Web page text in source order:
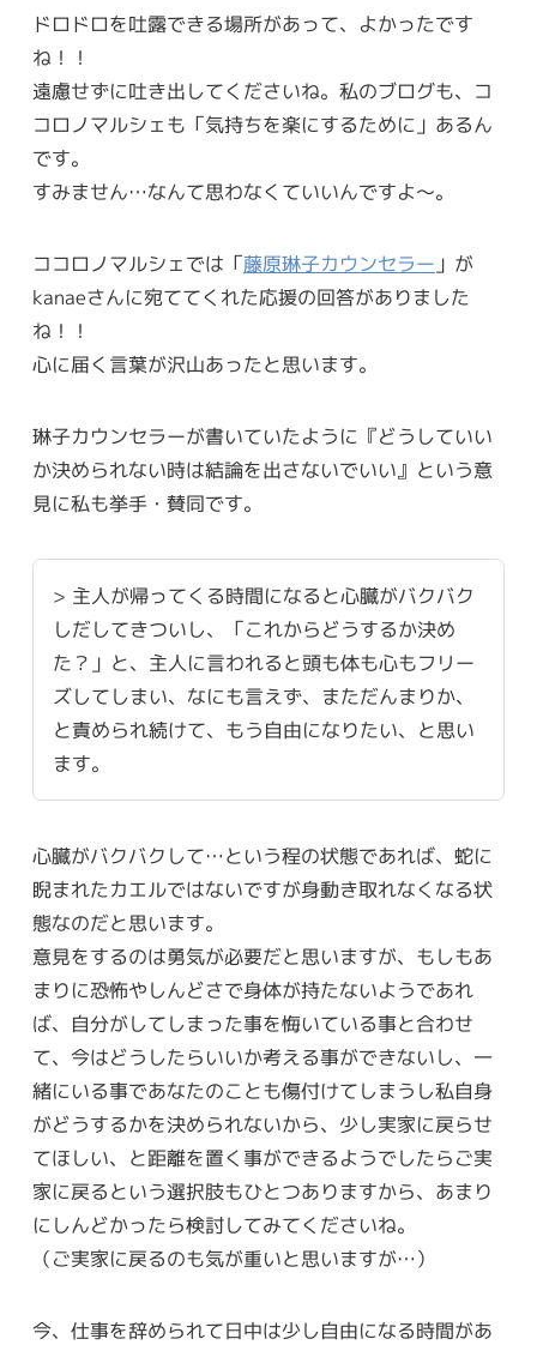
ドロドロを吐露できる場所があって、よかったです
ね！！
遠慮せずに吐き出してくださいね。私のブログも、コ
コロノマルシェも「気持ちを楽にするために」あるん
です。
すみません…なんて思わなくていいんですよ〜。
ココロノマルシェでは「藤原琳子カウンセラー 」が
kanaeさんに宛ててくれた応援の回答がありました
ね！！
心に届く言葉が沢山あったと思います。
琳子カウンセラーが書いていたように『どうしていい
か決められない時は結論を出さないでいい』という意
見に私も挙手・賛同です。
> 主人が帰ってくる時間になると心臓がバクバク
しだしてきついし、「これからどうするか決め
た？」と、主人に言われると頭も体も心もフリー
ズしてしまい、なにも言えず、まただんまりか、
と責められ続けて、もう自由になりたい、と思い
ます。
心臓がバクバクして…という程の状態であれば、蛇に
睨まれたカエルではないですが身動き取れなくなる状
態なのだと思います。
意見をするのは勇気が必要だと思いますが、もしもあ
まりに恐怖やしんどさで身体が持たないようであれ
ば、自分がしてしまった事を悔いている事と合わせ
て、今はどうしたらいいか考える事ができないし、一
緒にいる事であなたのことも傷付けてしまうし私自身
がどうするかを決められないから、少し実家に戻らせ
てほしい、と距離を置く事ができるようでしたらご実
家に戻るという選択肢もひとつありますから、あまり
にしんどかったら検討してみてくださいね。
（ご実家に戻るのも気が重いと思いますが…）
今、仕事を辞められて日中は少し自由になる時間があ